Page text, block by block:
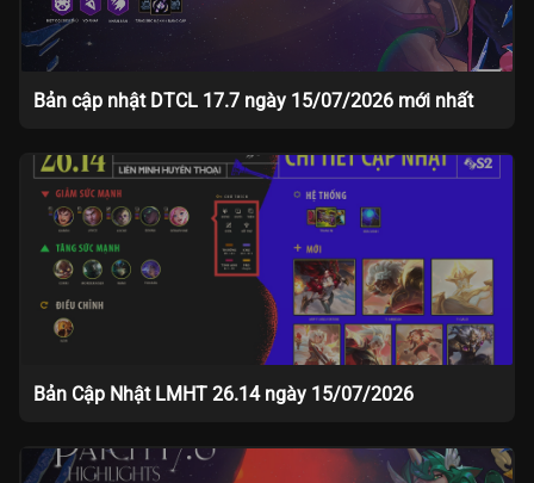
Bản cập nhật DTCL 17.7 ngày 15/07/2026 mới nhất
Bản Cập Nhật LMHT 26.14 ngày 15/07/2026